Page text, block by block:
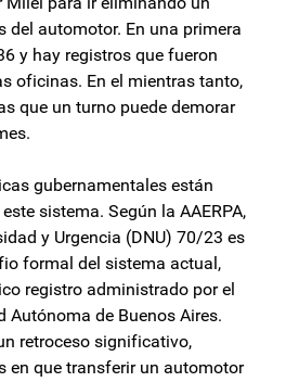
del automotor. En una primera
y hay registros que fueron
oficinas. En el mientras tanto,
que un turno puede demorar
gubernamentales están
sistema. Según la AAERPA,
y Urgencia (DNU) 70/23 es
formal del sistema actual,
registro administrado por el
Autónoma de Buenos Aires.
retroceso significativo,
en que transferir un automotor